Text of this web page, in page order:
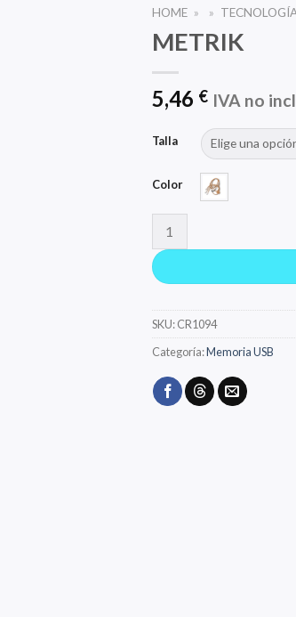
HOME » »
METRIK
5,46 € IVA no
Talla
Color
SKU:CR1094
Categoría:Memoria USB